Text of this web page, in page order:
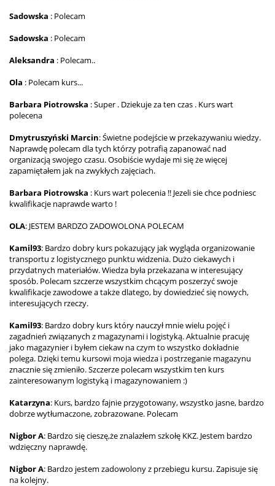
Sadowska : Polecam
Sadowska : Polecam
Aleksandra : Polecam..
Ola : Polecam kurs...
Barbara Piotrowska : Super . Dziekuje za ten czas . Kurs wart
polecena
Dmytruszyński Marcin: Świetne podejście w przekazywaniu wiedzy.
Naprawdę polecam dla tych którzy potrafią zapanować nad
organizacją swojego czasu. Osobiście wydaje mi się że więcej
zapamiętałem jak na zwykłych zajęciach.
Barbara Piotrowska : Kurs wart polecenia !! Jezeli sie chce podniesc
kwalifikacje naprawde warto !
OLA: JESTEM BARDZO ZADOWOLONA POLECAM
Kamil93: Bardzo dobry kurs pokazujący jak wygląda organizowanie
transportu z logistycznego punktu widzenia. Dużo ciekawych i
przydatnych materiałów. Wiedza była przekazana w interesujący
sposób. Polecam szczerze wszystkim chcącym poszerzyć swoje
kwalifikacje zawodowe a także dlatego, by dowiedzieć się nowych,
interesujących rzeczy.
Kamil93: Bardzo dobry kurs który nauczył mnie wielu pojęć i
zagadnień związanych z magazynami i logistyką. Aktualnie pracuję
jako magazynier i byłem ciekaw na czym to wszystko dokładnie
polega. Dzięki temu kursowi moja wiedza i postrzeganie magazynu
znacznie się zmieniło. Szczerze polecam wszystkim ten kurs
zainteresowanym logistyką i magazynowaniem :)
Katarzyna: Kurs, bardzo fajnie przygotowany, wszystko jasne, bardzo
dobrze wytłumaczone, zobrazowane. Polecam
Nigbor A: Bardzo się cieszę,że znalazłem szkołę KKZ. Jestem bardzo
wdzięczny naprawdę.
Nigbor A: Bardzo jestem zadowolony z przebiegu kursu. Zapisuje się
na kolejny.